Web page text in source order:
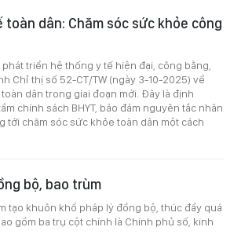
dân: Chăm sóc sức khỏe công
triển hệ thống y tế hiện đại, công bằng,
Chỉ thị số 52-CT/TW (ngày 3-10-2025) về
dân trong giai đoạn mới. Đây là định
chính sách BHYT, bảo đảm nguyên tắc nhân
tới chăm sóc sức khỏe toàn dân một cách
bộ, bao trùm
tạo khuôn khổ pháp lý đồng bộ, thúc đẩy quá
gồm ba trụ cột chính là Chính phủ số, kinh